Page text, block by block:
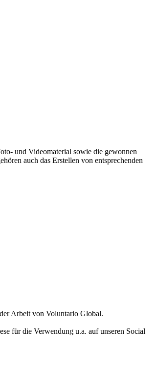
und Videomaterial sowie die gewonnen
auch das Erstellen von entsprechenden
Arbeit von Voluntario Global.
für die Verwendung u.a. auf unseren Social